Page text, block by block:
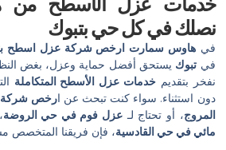
نصلك في كل حي بتبوك
فيهاوس سمارت ارخص شركة عزل اسطح
في تبوك يستحق أفضل حماية وعزل، بغض
نفخر بتقديمخدمات عزل الأسطح المتكاملة
دون استثناء. سواء كنت تبحث عن ارخص شركة
المروج، أو تحتاج لـ عزل فوم في حي الروضة
مائي في حي القادسية، فإن فريقنا المتخصص